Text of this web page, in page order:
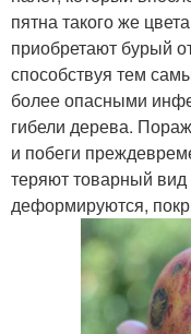
пятна такого же
приобретают бурый
способствуя тем
более опасными
гибели дерева.
и побеги
теряют товарный
деформируются,